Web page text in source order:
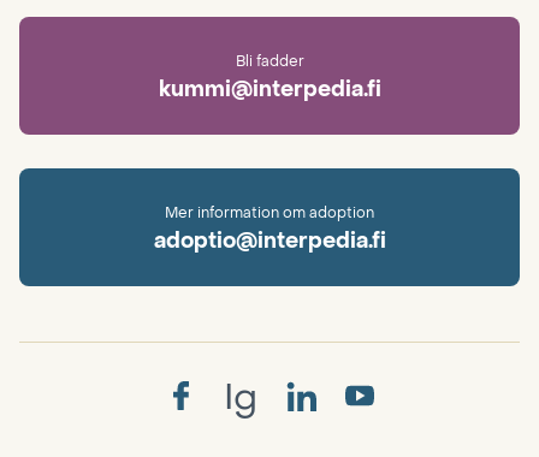
Bli fadder
kummi@interpedia.fi
Mer information om adoption
adoptio@interpedia.fi
Ig